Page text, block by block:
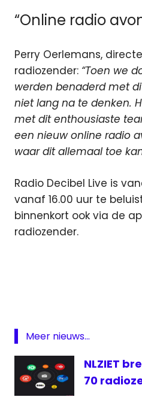
“Online radio
Perry Oerlemans,
radiozender: “Toen we
werden benaderd met
niet lang na te denken.
met dit enthousiaste
een nieuw online radio
waar dit allemaal toe
Radio Decibel Live is
vanaf 16.00 uur te
binnenkort ook via de
radiozender.
Perry
Radio
Radio
Meer nieuws...
NLZIET
70